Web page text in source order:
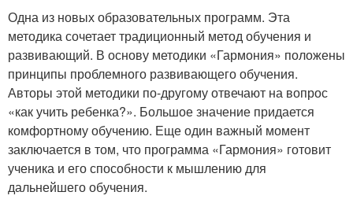
Одна из новых образовательных программ. Эта
методика сочетает традиционный метод обучения и
развивающий. В основу методики «Гармония» положены
принципы проблемного развивающего обучения.
Авторы этой методики по-другому отвечают на вопрос
«как учить ребенка?». Большое значение придается
комфортному обучению. Еще один важный момент
заключается в том, что программа «Гармония» готовит
ученика и его способности к мышлению для
дальнейшего обучения.